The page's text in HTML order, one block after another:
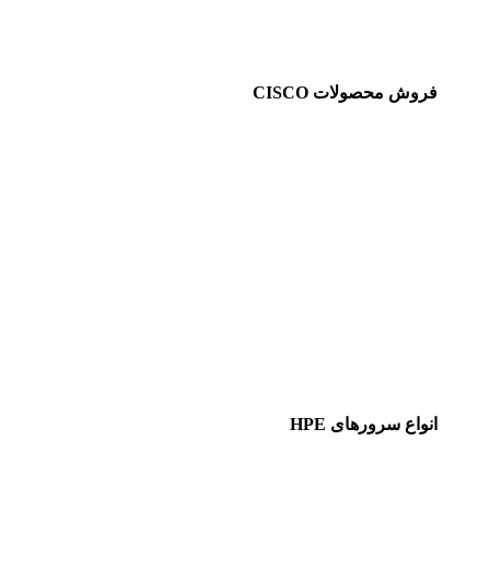
فروش محصولات CISCO
انواع سرورهای HPE